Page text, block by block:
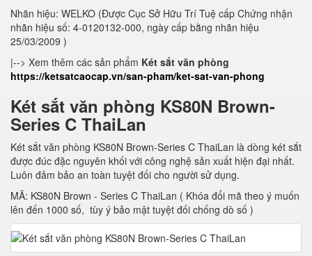
Nhãn hiệu: WELKO (Được Cục Sở Hữu Trí Tuệ cấp Chứng nhận
nhãn hiệu số: 4-0120132-000, ngày cấp bằng nhãn hiệu
25/03/2009 )
|--> Xem thêm các sản phẩm Két sắt văn phòng
https://ketsatcaocap.vn/san-pham/ket-sat-van-phong
Két sắt văn phòng KS80N Brown-
Series C ThaiLan
Két sắt văn phòng KS80N Brown-Series C ThaiLan là dòng két sắt
được đúc đặc nguyên khối với công nghệ sản xuất hiện đại nhất.
Luôn đảm bảo an toàn tuyệt đối cho người sử dụng.
MÃ: KS80N Brown - Series C ThaiLan ( Khóa đổi mã theo ý muốn
lên đến 1000 số, tùy ý bảo mật tuyệt đối chống dò số )